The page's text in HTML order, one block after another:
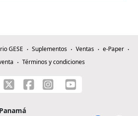
GESE Suplementos Ventas
e-Paper
Términos y condiciones